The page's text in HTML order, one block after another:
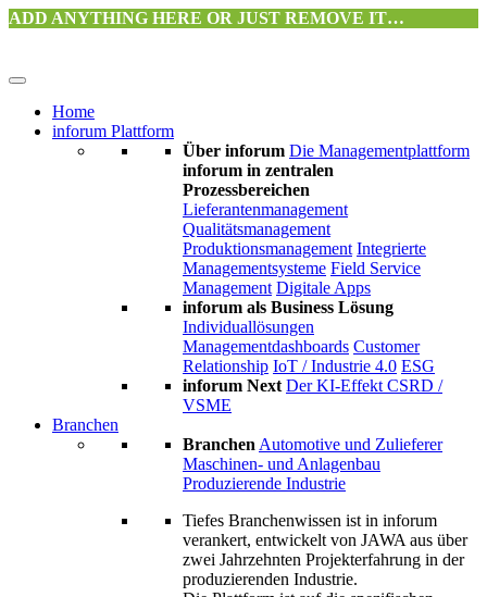
ADD ANYTHING HERE OR JUST REMOVE IT…
Home
inforum Plattform
Über inforum Die Managementplattform
inforum in zentralen
Prozessbereichen
Lieferantenmanagement
Qualitätsmanagement
Produktionsmanagement Integrierte
Managementsysteme Field Service
Management Digitale Apps
inforum als Business Lösung
Individuallösungen
Managementdashboards Customer
Relationship IoT / Industrie 4.0 ESG
inforum Next Der KI-Effekt CSRD /
VSME
Branchen
Branchen Automotive und Zulieferer
Maschinen- und Anlagenbau
Produzierende Industrie
Tiefes Branchenwissen ist in inforum
verankert, entwickelt von JAWA aus über
zwei Jahrzehnten Projekterfahrung in der
produzierenden Industrie.